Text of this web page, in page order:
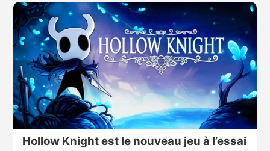
Hollow Knight est le nouveau jeu à l’essai